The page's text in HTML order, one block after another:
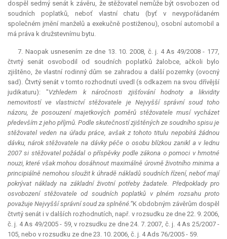
dospěl sedmý senát k závěru, že stěžovatel nemůže být osvobozen od
soudních poplatků, neboť vlastní chatu (byť v nevypořádaném
společném jmění manželů a exekučně postiženou), osobní automobil a
má práva k družstevnímu bytu.
7. Naopak usnesením ze dne 13. 10. 2008, č. j. 4 As 49/2008 - 177,
čtvrtý senát osvobodil od soudních poplatků žalobce, ačkoli bylo
zjištěno, že vlastní rodinný dům se zahradou a další pozemky (ovocný
sad). Čtvrtý senát v tomto rozhodnutí uvedl (s odkazem na svou dřívější
judikaturu): "Vzhledem k náročnosti zjišťování hodnoty a likvidity
nemovitostí ve vlastnictví stěžovatele je Nejvyšší správní soud toho
názoru, že posouzení majetkových poměrů stěžovatele musí vycházet
především z jeho příjmů. Podle skutečností zjištěných ze soudního spisu je
stěžovatel veden na úřadu práce, avšak z tohoto titulu nepobírá žádnou
dávku, nárok stěžovatele na dávky péče o osobu blízkou zanikl a v lednu
2007 si stěžovatel požádal o příspěvky podle zákona o pomoci v hmotné
nouzi, které však mohou dosáhnout maximálně úrovně životního minima a
principiálně nemohou sloužit k úhradě nákladů soudních řízení, neboť mají
pokrývat náklady na základní životní potřeby žadatele. Předpoklady pro
osvobození stěžovatele od soudních poplatků v plném rozsahu proto
považuje Nejvyšší správní soud za splněné.“K obdobným závěrům dospěl
čtvrtý senát i v dalších rozhodnutích, např. v rozsudku ze dne 22. 9. 2006,
č. j. 4 As 49/2005 - 59, v rozsudku ze dne 24. 7. 2007, č. j. 4 As 25/2007 -
105, nebo v rozsudku ze dne 23. 10. 2006, č. j. 4 Ads 76/2005 - 59.